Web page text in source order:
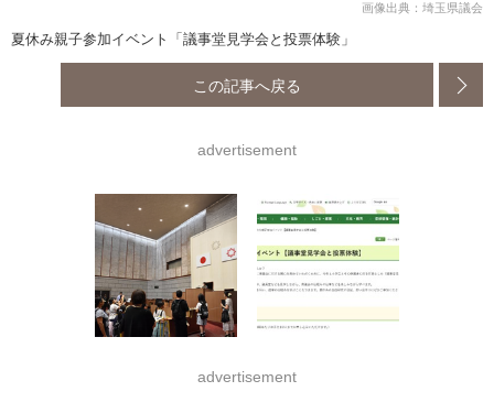
画像出典：埼玉県議会
夏休み親子参加イベント「議事堂見学会と投票体験」
この記事へ戻る
advertisement
advertisement